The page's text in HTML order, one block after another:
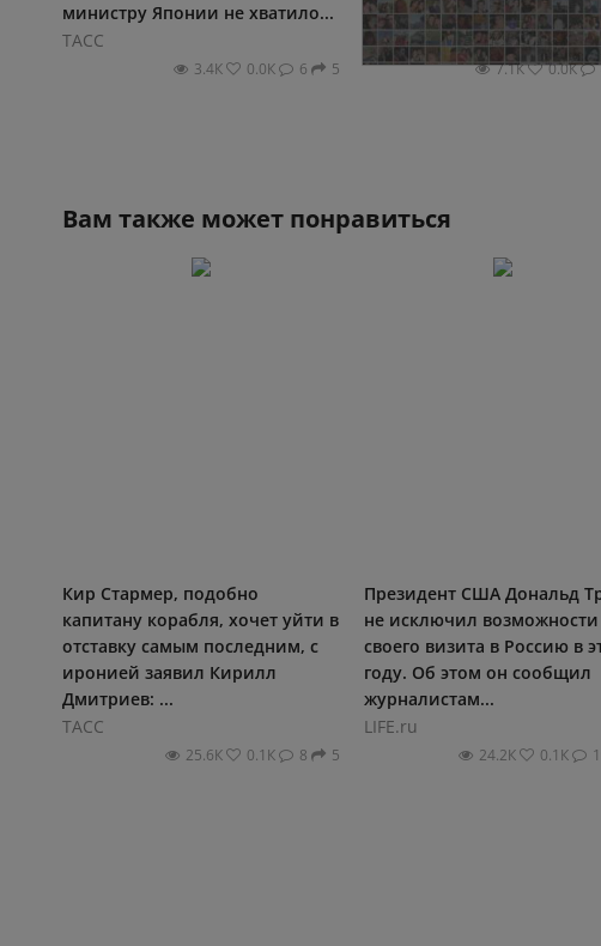
министру Японии не хватило...
ТАСС
3.4К 0.0К 6 5
ДНР:...
ТАСС
7.1К 0.0К
Вам также может понравиться
Кир Стармер, подобно
капитану корабля, хочет уйти в
отставку самым последним, с
иронией заявил Кирилл
Дмитриев: ...
ТАСС
25.6К 0.1К 8 5
Президент США Дональд
не исключил возможности
своего визита в Россию в
году. Об этом он сообщил
журналистам...
LIFE.ru
24.2К 0.1К